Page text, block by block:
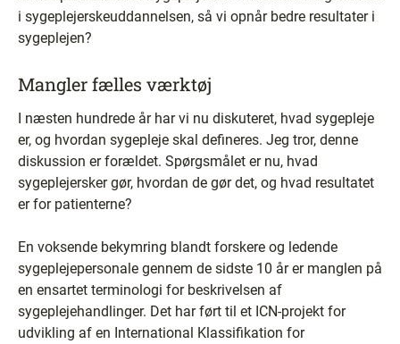
i sygeplejerskeuddannelsen, så vi opnår bedre resultater i
sygeplejen?
Mangler fælles værktøj
I næsten hundrede år har vi nu diskuteret, hvad sygepleje
er, og hvordan sygepleje skal defineres. Jeg tror, denne
diskussion er forældet. Spørgsmålet er nu, hvad
sygeplejersker gør, hvordan de gør det, og hvad resultatet
er for patienterne?
En voksende bekymring blandt forskere og ledende
sygeplejepersonale gennem de sidste 10 år er manglen på
en ensartet terminologi for beskrivelsen af
sygeplejehandlinger. Det har ført til et ICN-projekt for
udvikling af en International Klassifikation for